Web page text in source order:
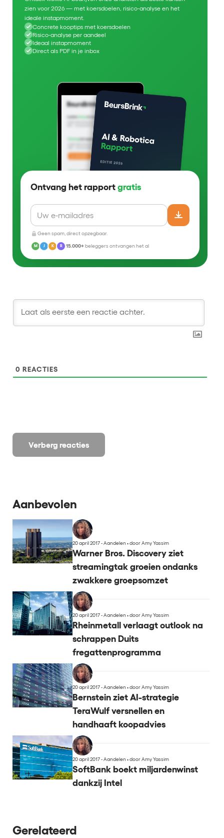
zien voor 2026 — met koersdoelen, risico-analyse en het
ideale instapmoment.
Concrete kooptips met koersdoelen
Risico-analyse per aandeel
Ideaal instapmoment
Direct als PDF in je inbox
Ontvang het rapport gratis
Geen spam, direct opzegbaar.
M J K R 15.000+beleggers ontvangen het al
Verberg reacties
0 REACTIES
Aanbevolen
20 april 2017 - Aandelen•door Amy Yassim
Warner Bros. Discovery ziet
streamingtak groeien ondanks
zwakkere groepsomzet
20 april 2017 - Aandelen•door Amy Yassim
Rheinmetall verlaagt outlook na
schrappen Duits
fregattenprogramma
20 april 2017 - Aandelen•door Amy Yassim
Bernstein ziet AI-strategie
TeraWulf versnellen en
handhaaft koopadvies
20 april 2017 - Aandelen•door Amy Yassim
SoftBank boekt miljardenwinst
dankzij Intel
Gerelateerd